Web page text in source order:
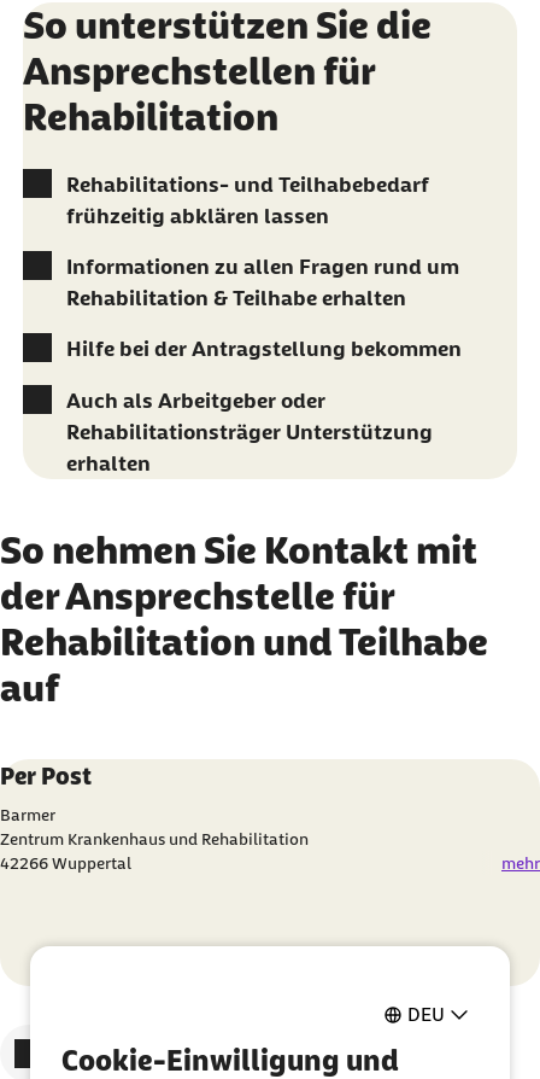
DEU
Cookie-Einwilligung und
So unterstützen Sie die
Ansprechstellen für
Rehabilitation
Rehabilitations- und Teilhabebedarf
frühzeitig abklären lassen
Informationen zu allen Fragen rund um
Rehabilitation & Teilhabe erhalten
Hilfe bei der Antragstellung bekommen
Auch als Arbeitgeber oder
Rehabilitationsträger Unterstützung
erhalten
So nehmen Sie Kontakt mit
der Ansprechstelle für
Rehabilitation und Teilhabe
auf
Karussell mit 4 Elementen
Element 1 von 4
Per Post
Barmer
Zentrum Krankenhaus und Rehabilitation
42266 Wuppertal
mehr
Zum vorigen Element
Zum nächsten Element